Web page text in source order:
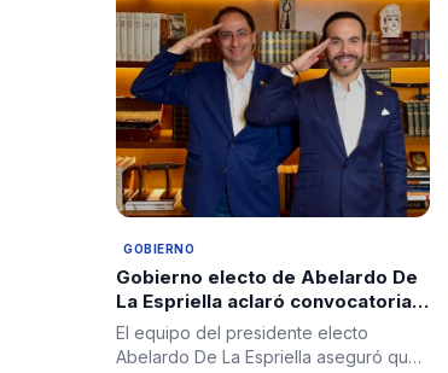
GOBIERNO
Gobierno electo de Abelardo De
La Espriella aclaró convocatoria a
diplomáticos para su posesión y
negó criterios políticos
El equipo del presidente electo
Abelardo De La Espriella aseguró que